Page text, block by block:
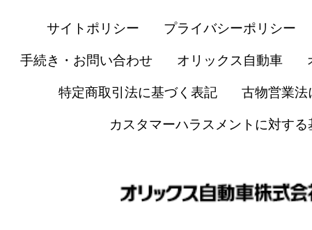
サイトポリシー プライバシーポリシー
手続き・お問い合わせ オリックス自動車
特定商取引法に基づく表記 古物営業法
カスタマーハラスメントに対する